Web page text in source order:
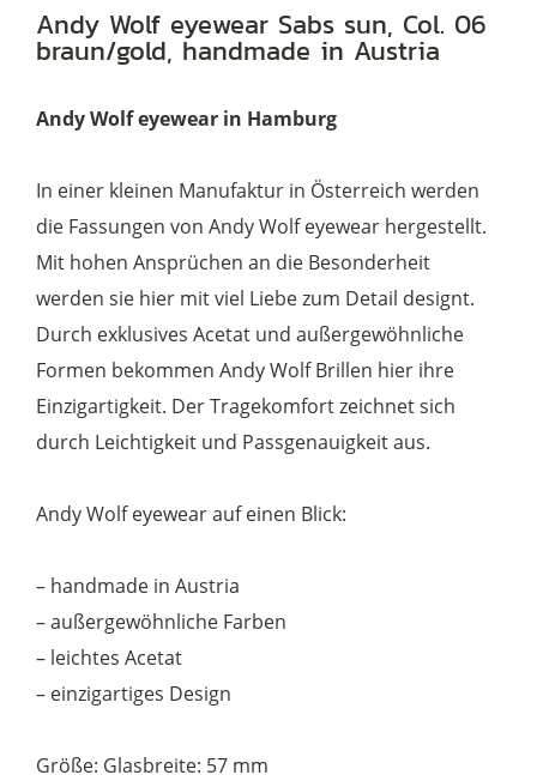
sun,
Col.
braun/gold
Andy Wolf eyewear Sabs sun, Col. 06
braun/gold, handmade in Austria
Andy Wolf eyewear in Hamburg
In einer kleinen Manufaktur in Österreich werden
die Fassungen von Andy Wolf eyewear hergestellt.
Mit hohen Ansprüchen an die Besonderheit
werden sie hier mit viel Liebe zum Detail designt.
Durch exklusives Acetat und außergewöhnliche
Formen bekommen Andy Wolf Brillen hier ihre
Einzigartigkeit. Der Tragekomfort zeichnet sich
durch Leichtigkeit und Passgenauigkeit aus.
Andy Wolf eyewear auf einen Blick:
– handmade in Austria
– außergewöhnliche Farben
– leichtes Acetat
– einzigartiges Design
Größe: Glasbreite: 57 mm